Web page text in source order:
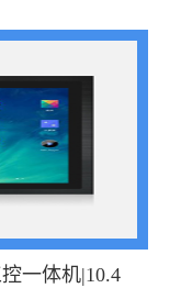
一体机|10.4